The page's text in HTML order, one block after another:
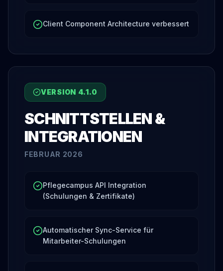
Client Component Architecture verbessert
VERSION 4.1.0
SCHNITTSTELLEN &
INTEGRATIONEN
FEBRUAR 2026
Pflegecampus API Integration
(Schulungen & Zertifikate)
Automatischer Sync-Service für
Mitarbeiter-Schulungen